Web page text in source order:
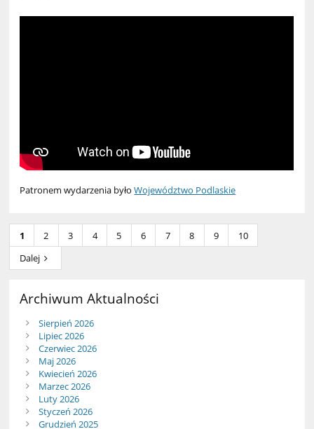
Patronem wydarzenia byłoWojewództwo Podlaskie
1 2 3 4 5 6 7 8 9
10
Dalej
Archiwum Aktualności
Sierpień 2026
Lipiec 2026
Czerwiec 2026
Maj 2026
Kwiecień 2026
Marzec 2026
Luty 2026
Styczeń 2026
Grudzień 2025